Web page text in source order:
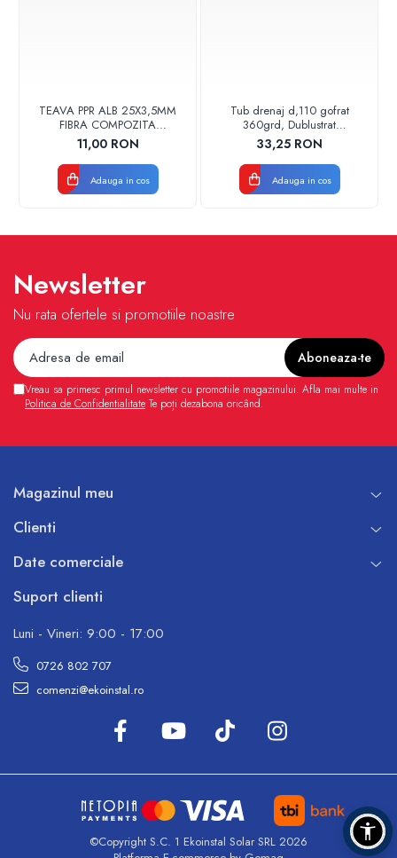
TEAVA PPR ALB 25X3,5MM
FIBRA COMPOZITA
10033025004
VALDUOTHERM VALROM
11,00 RON
Adauga in cos
Tub drenaj d,110 gofrat
360grd, Dublustrat
verde/negru 110152 Drainkit
33,25 RON
Adauga in cos
Newsletter
Nu rata ofertele si promotiile noastre
Vreau sa primesc primul newsletter cu promotiile magazinului. Afla mai multe in
Politica de Confidentialitate Te poți dezabona oricând.
Magazinul meu
Clienti
Date comerciale
Suport clienti
Luni - Vineri: 9:00 - 17:00
0726 802 707
comenzi@ekoinstal.ro
©Copyright S.C. 1 Ekoinstal Solar SRL 2026